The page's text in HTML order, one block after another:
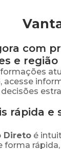
com
e região
, acesse
rápida e
Direto é
forma